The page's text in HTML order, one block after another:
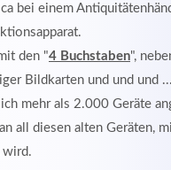
bei einem
den "4 Buchstaben",
Bildkarten und und und ...
mehr als 2.000 Geräte
all diesen alten Geräten,
wird.